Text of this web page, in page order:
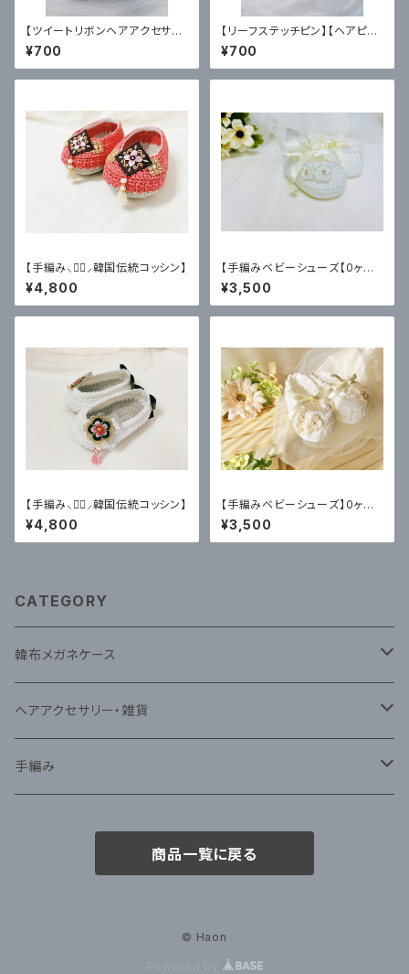
【ツイートリボンヘアアクセサリ
ー】【ヘアピン】
¥700
【リーフステッチピン】【ヘアピン
タイプ】
¥700
【手編み⸜♥⃜⸝韓国伝統コッシン】
¥4,800
【手編みベビーシューズ【0ヶ
月〜3ヶ月用】
¥3,500
【手編み⸜♥⃜⸝韓国伝統コッシン】
¥4,800
【手編みベビーシューズ】0ヶ
月〜3ヶ月用
¥3,500
CATEGORY
韓布メガネケース
韓布ナビ(蝶)メガネケース
韓布ときめきメガネケース
ヘアアクセサリー・雑貨
韓布ヘアアクセサリー
手編み
韓国伝統コッシン
商品一覧に戻る
© Haon